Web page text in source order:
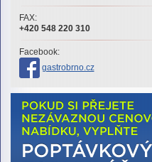
FAX:
+420 548 220 310
Facebook:
gastrobrno.cz